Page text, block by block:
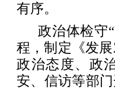
有序。
政治体检守
程，制定《发
政治态度、政
安、信访等部